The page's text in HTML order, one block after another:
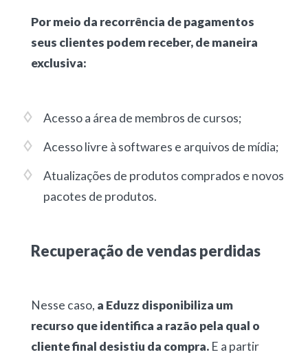
Por meio da recorrência de pagamentos
seus clientes podem receber, de maneira
exclusiva:
Acesso a área de membros de cursos;
Acesso livre à softwares e arquivos de mídia;
Atualizações de produtos comprados e novos
pacotes de produtos.
Recuperação de vendas perdidas
Nesse caso, a Eduzz disponibiliza um
recurso que identifica a razão pela qual o
cliente final desistiu da compra.E a partir